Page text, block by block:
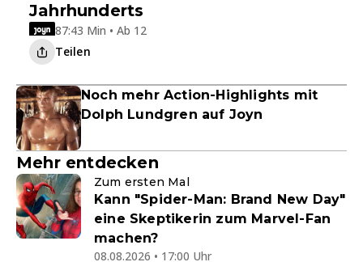
Jahrhunderts
87:43 Min • Ab 12
Teilen
Noch mehr Action-Highlights mit
Dolph Lundgren auf Joyn
Mehr entdecken
Zum ersten Mal
Kann "Spider-Man: Brand New Day"
eine Skeptikerin zum Marvel-Fan
machen?
08.08.2026 • 17:00 Uhr